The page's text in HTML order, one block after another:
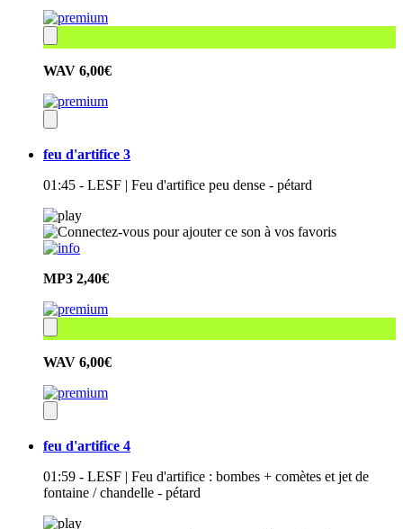
WAV 6,00€
feu d'artifice 3
01:45 - LESF | Feu d'artifice peu dense - pétard
MP3 2,40€
WAV 6,00€
feu d'artifice 4
01:59 - LESF | Feu d'artifice : bombes + comètes et jet de
fontaine / chandelle - pétard